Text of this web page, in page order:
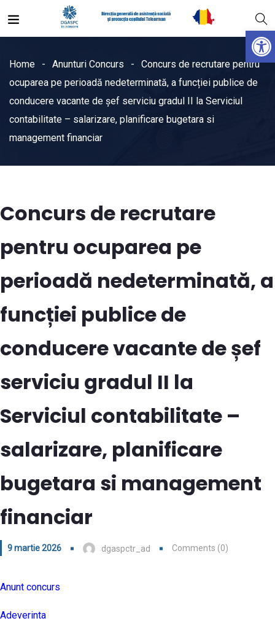
Home Anunturi Concurs
Concurs de recrutare pentru
ocuparea pe perioadă nedeterminată, a funcției publice de
conducere vacante de șef serviciu gradul II la Serviciul
contabilitate – salarizare, planificare bugetara si
management financiar
Concurs de recrutare
pentru ocuparea pe
perioadă nedeterminată, a
funcției publice de
conducere vacante de șef
serviciu gradul II la
Serviciul contabilitate –
salarizare, planificare
bugetara si management
financiar
9 martie 2026 dgaspctr_ad Comments (0)
Anunt concurs
Adeverinta